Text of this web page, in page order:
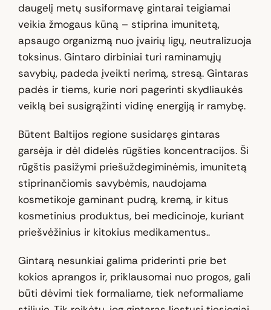
daugelį metų susiformavę gintarai teigiamai
veikia žmogaus kūną – stiprina imunitetą,
apsaugo organizmą nuo įvairių ligų, neutralizuoja
toksinus. Gintaro dirbiniai turi raminamųjų
savybių, padeda įveikti nerimą, stresą. Gintaras
padės ir tiems, kurie nori pagerinti skydliaukės
veiklą bei susigrąžinti vidinę energiją ir ramybę.
Būtent Baltijos regione susidaręs gintaras
garsėja ir dėl didelės rūgšties koncentracijos. Ši
rūgštis pasižymi priešuždegiminėmis, imunitetą
stiprinančiomis savybėmis, naudojama
kosmetikoje gaminant pudrą, kremą, ir kitus
kosmetinius produktus, bei medicinoje, kuriant
priešvėžinius ir kitokius medikamentus..
Gintarą nesunkiai galima priderinti prie bet
kokios aprangos ir, priklausomai nuo progos, gali
būti dėvimi tiek formaliame, tiek neformaliame